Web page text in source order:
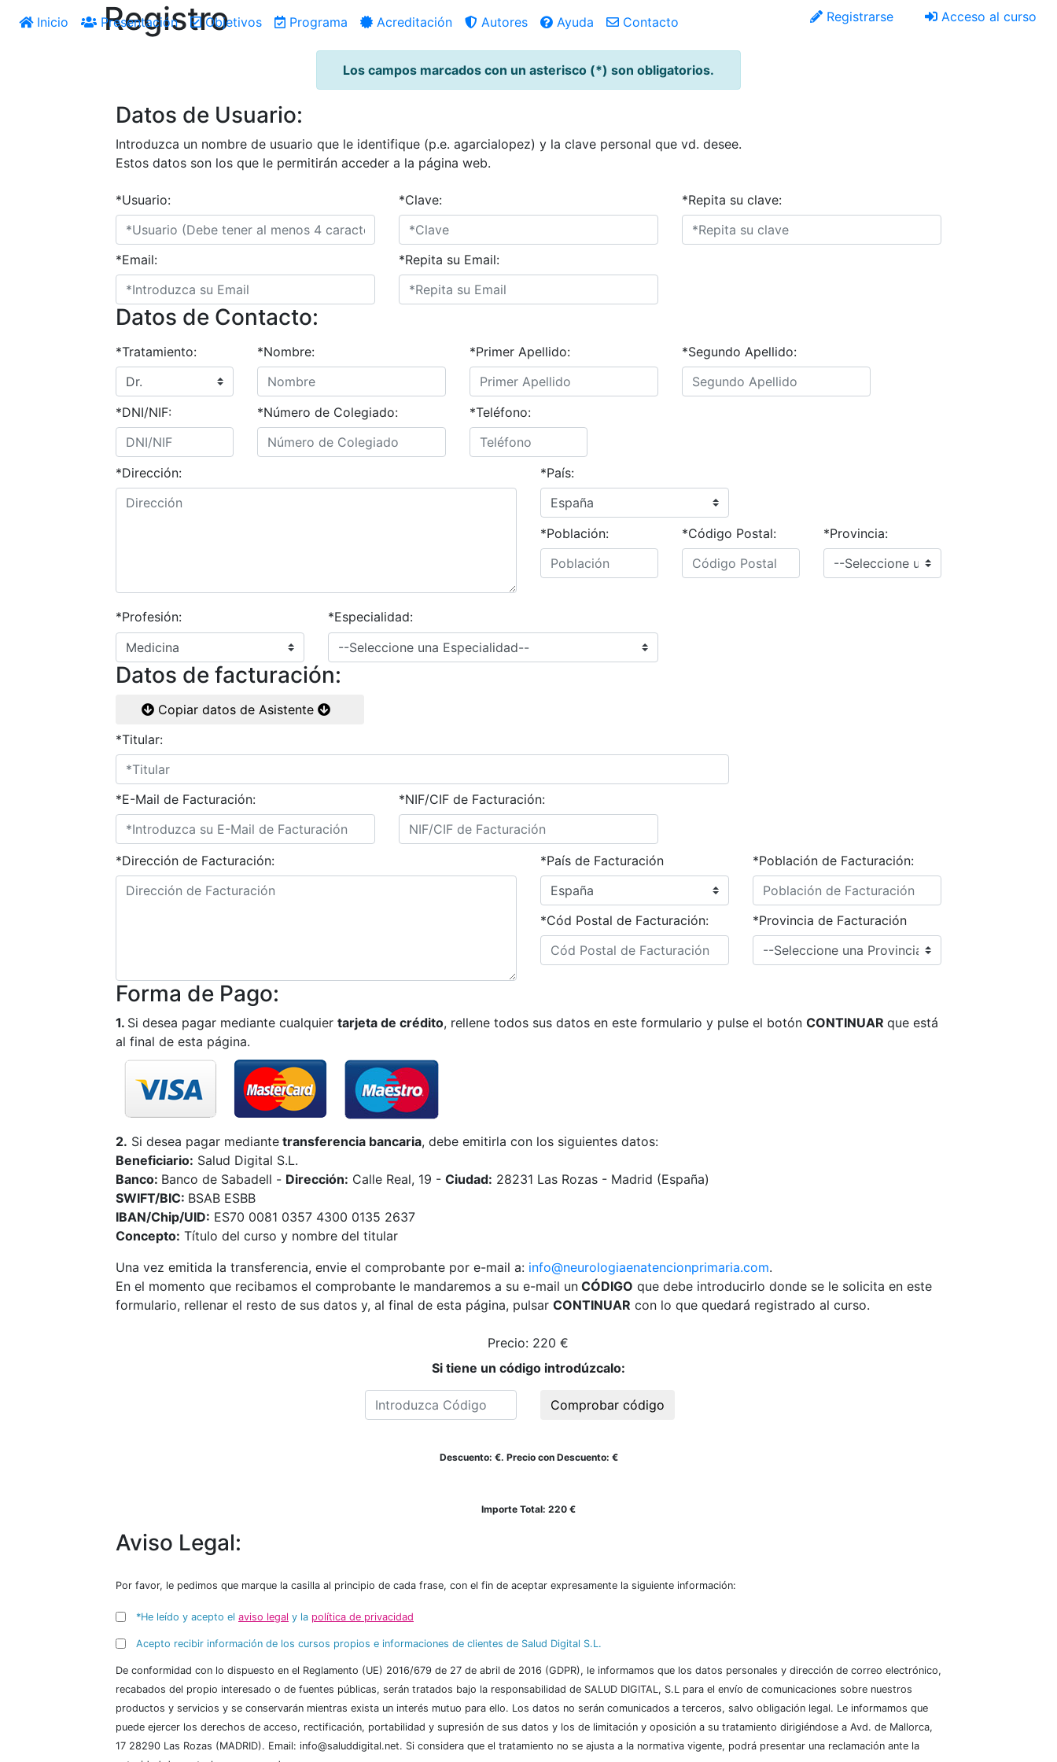
Registrarse Acceso al curso
Inicio Presentación Objetivos Programa Acreditación Autores Ayuda Contacto
Registro
Los campos marcados con un asterisco (*) son obligatorios.
Datos de Usuario:
Introduzca un nombre de usuario que le identifique (p.e. agarcialopez) y la clave personal que vd. desee.
Estos datos son los que le permitirán acceder a la página web.
*Usuario: *Clave: *Repita su clave:
*Email: *Repita su Email:
Datos de Contacto:
*Tratamiento: *Nombre: *Primer Apellido: *Segundo Apellido:
*DNI/NIF: *Número de Colegiado: *Teléfono:
*Dirección: *País:
*Población: *Código Postal: *Provincia:
*Profesión: *Especialidad:
Datos de facturación:
Copiar datos de Asistente
*Titular:
*E-Mail de Facturación: *NIF/CIF de Facturación:
*Dirección de Facturación: *País de Facturación *Población de Facturación:
*Cód Postal de Facturación: *Provincia de Facturación
Forma de Pago:
1. Si desea pagar mediante cualquier tarjeta de crédito, rellene todos sus datos en este formulario y pulse el botón CONTINUAR que está
al final de esta página.
2. Si desea pagar mediante transferencia bancaria, debe emitirla con los siguientes datos:
Beneficiario: Salud Digital S.L.
Banco: Banco de Sabadell - Dirección: Calle Real, 19 - Ciudad: 28231 Las Rozas - Madrid (España)
SWIFT/BIC: BSAB ESBB
IBAN/Chip/UID: ES70 0081 0357 4300 0135 2637
Concepto: Título del curso y nombre del titular
Una vez emitida la transferencia, envie el comprobante por e-mail a: info@neurologiaenatencionprimaria.com.
En el momento que recibamos el comprobante le mandaremos a su e-mail un CÓDIGO que debe introducirlo donde se le solicita en este
formulario, rellenar el resto de sus datos y, al final de esta página, pulsar CONTINUAR con lo que quedará registrado al curso.
Precio: 220 €
Si tiene un código introdúzcalo:
Comprobar código
Descuento: €. Precio con Descuento: €
Importe Total: 220 €
Aviso Legal:
Por favor, le pedimos que marque la casilla al principio de cada frase, con el fin de aceptar expresamente la siguiente información:
*He leído y acepto el aviso legal y la política de privacidad
Acepto recibir información de los cursos propios e informaciones de clientes de Salud Digital S.L.
De conformidad con lo dispuesto en el Reglamento (UE) 2016/679 de 27 de abril de 2016 (GDPR), le informamos que los datos personales y dirección de correo electrónico,
recabados del propio interesado o de fuentes públicas, serán tratados bajo la responsabilidad de SALUD DIGITAL, S.L para el envío de comunicaciones sobre nuestros
productos y servicios y se conservarán mientras exista un interés mutuo para ello. Los datos no serán comunicados a terceros, salvo obligación legal. Le informamos que
puede ejercer los derechos de acceso, rectificación, portabilidad y supresión de sus datos y los de limitación y oposición a su tratamiento dirigiéndose a Avd. de Mallorca,
17 28290 Las Rozas (MADRID). Email: info@saluddigital.net. Si considera que el tratamiento no se ajusta a la normativa vigente, podrá presentar una reclamación ante la